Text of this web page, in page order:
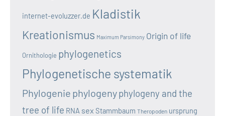
internet-evoluzzer.de Kladistik
Kreationismus Maximum Parsimony Origin of life
Ornithologie phylogenetics
Phylogenetische systematik
Phylogenie phylogenyphylogeny and the
tree of life RNA sex Stammbaum Theropoden ursprung